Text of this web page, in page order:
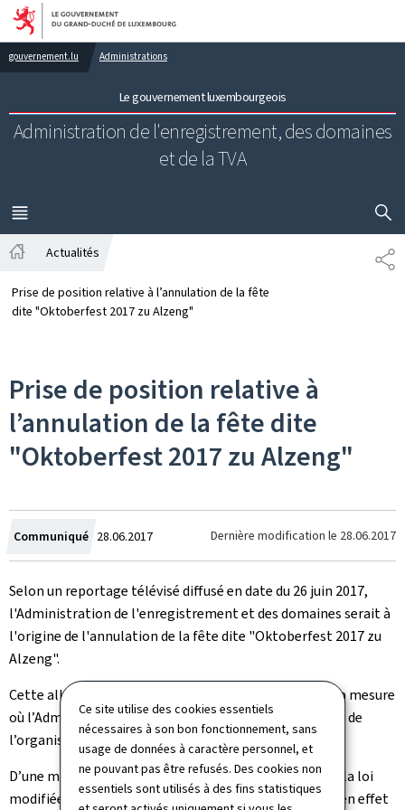
Ce site utilise des cookies essentiels
nécessaires à son bon fonctionnement, sans
usage de données à caractère personnel, et
ne pouvant pas être refusés. Des cookies non
essentiels sont utilisés à des fins statistiques
Aller au menu principal
Aller au contenu
gouvernement.lu Administrations
Le gouvernement luxembourgeois
Administration de l'enregistrement,des domaines
et de la TVA
MENU
PRINCIPAL
Actualités
Prise de position relative à l’annulation de la fête
dite "Oktoberfest 2017 zu Alzeng"
Prise de position relative à
l’annulation de la fête dite
"Oktoberfest 2017 zu Alzeng"
Communiqué Crée
le
28.06.2017 Dernière modification le 28.06.2017
Selon un reportage télévisé diffusé en date du 26 juin 2017,
l'Administration de l'enregistrement et des domaines serait à
l'origine de l'annulation de la fête dite "Oktoberfest 2017 zu
Alzeng".
Cette allégation ne correspond pas à la réalité, dans la mesure
où l’Administration n’est nullement intervenue auprès de
l’organisateur de ladite fête.
D’une manière générale, l’article 44, paragraphe 1er
de la loi
modifiée du 12 février 1979 concernant la TVA prévoit en effet